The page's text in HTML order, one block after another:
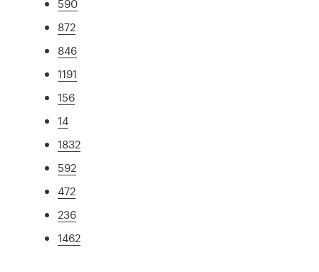
590
872
846
1191
156
14
1832
592
472
236
1462